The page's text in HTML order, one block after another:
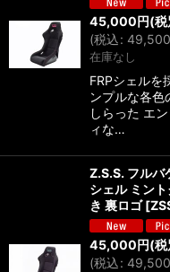
45,000円(税
(税込: 49,500
在庫なし
FRPシェルを
ンプルな各色
しらった エ
ィな…
Z.S.S. フルバ
シェル ミン
き 裏ロゴ [
45,000円(税
(税込: 49,500